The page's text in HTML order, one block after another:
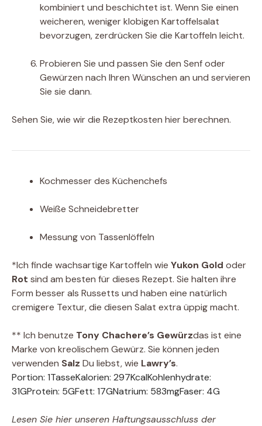
kombiniert und beschichtet ist. Wenn Sie einen
weicheren, weniger klobigen Kartoffelsalat
bevorzugen, zerdrücken Sie die Kartoffeln leicht.
Probieren Sie und passen Sie den Senf oder
Gewürzen nach Ihren Wünschen an und servieren
Sie sie dann.
Sehen Sie, wie wir die Rezeptkosten hier berechnen.
Kochmesser des Küchenchefs
Weiße Schneidebretter
Messung von Tassenlöffeln
*Ich finde wachsartige Kartoffeln wie Yukon Gold oder
Rot sind am besten für dieses Rezept. Sie halten ihre
Form besser als Russetts und haben eine natürlich
cremigere Textur, die diesen Salat extra üppig macht.
** Ich benutze Tony Chachere’s Gewürzdas ist eine
Marke von kreolischem Gewürz. Sie können jeden
verwenden Salz Du liebst, wie Lawry’s.
Portion: 1TasseKalorien: 297KcalKohlenhydrate:
31GProtein: 5GFett: 17GNatrium: 583mgFaser: 4G
Lesen Sie hier unseren Haftungsausschluss der